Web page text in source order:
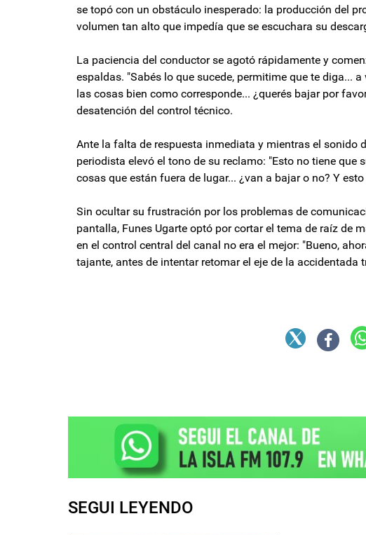
se topó con un obstáculo inesperado: la producción del
volumen tan alto que impedía que se escuchara su
La paciencia del conductor se agotó rápidamente y
espaldas. "Sabés lo que sucede, permitime que te diga...
las cosas bien como corresponde... ¿querés bajar por
desatención del control técnico.
Ante la falta de respuesta inmediata y mientras el sonido
periodista elevó el tono de su reclamo: "Esto no tiene
cosas que están fuera de lugar... ¿van a bajar o no? Y
Sin ocultar su frustración por los problemas de
pantalla, Funes Ugarte optó por cortar el tema de raíz de
en el control central del canal no era el mejor: "Bueno,
tajante, antes de intentar retomar el eje de la accidentada
SEGUI LEYENDO